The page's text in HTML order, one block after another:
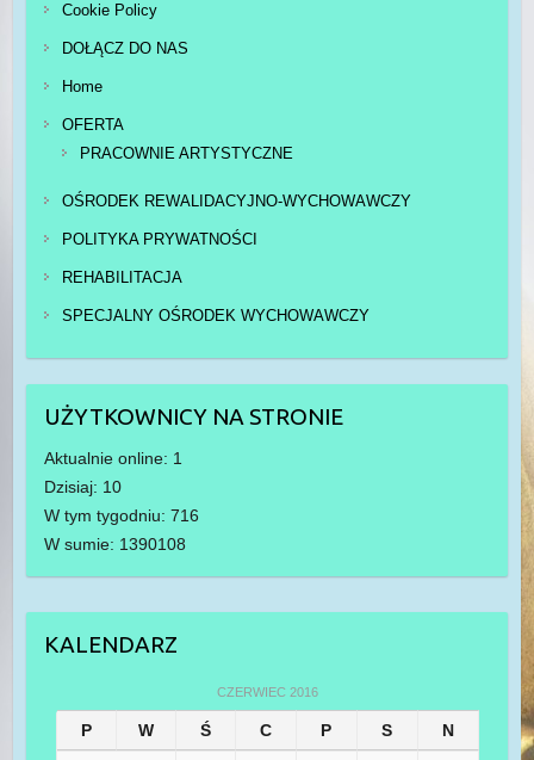
Cookie Policy
DOŁĄCZ DO NAS
Home
OFERTA
PRACOWNIE ARTYSTYCZNE
OŚRODEK REWALIDACYJNO-WYCHOWAWCZY
POLITYKA PRYWATNOŚCI
REHABILITACJA
SPECJALNY OŚRODEK WYCHOWAWCZY
UŻYTKOWNICY NA STRONIE
Aktualnie online: 1
Dzisiaj: 10
W tym tygodniu: 716
W sumie: 1390108
KALENDARZ
CZERWIEC 2016
P W Ś C P S N